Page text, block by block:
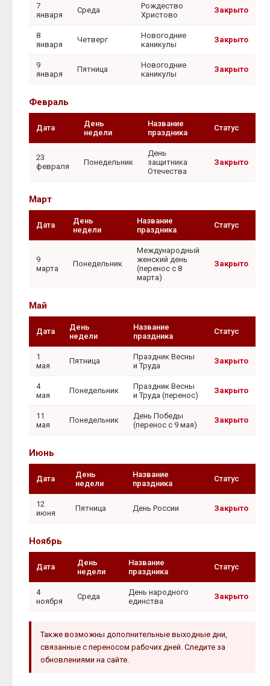
7
января
Среда
Рождество
Христово
Закрыто
8
января
Четверг
Новогодние
каникулы
Закрыто
9
января
Пятница
Новогодние
каникулы
Закрыто
Февраль
Дата
День
недели
Название
праздника
Статус
23
февраля
Понедельник
День
защитника
Отечества
Закрыто
Март
Дата
День
недели
Название
праздника
Статус
9
марта
Понедельник
Международный
женский день
(перенос с 8
марта)
Закрыто
Май
Дата
День
недели
Название
праздника
Статус
1
мая
Пятница
Праздник Весны
и Труда
Закрыто
4
мая
Понедельник
Праздник Весны
и Труда (перенос)
Закрыто
11
мая
Понедельник
День Победы
(перенос с 9 мая)
Закрыто
Июнь
Дата
День
недели
Название
праздника
Статус
12
июня
Пятница День России Закрыто
Ноябрь
Дата
День
недели
Название
праздника
Статус
4
ноября
Среда
День народного
единства
Закрыто
Также возможны дополнительные выходные дни,
связанные с переносом рабочих дней. Следите за
обновлениями на сайте.